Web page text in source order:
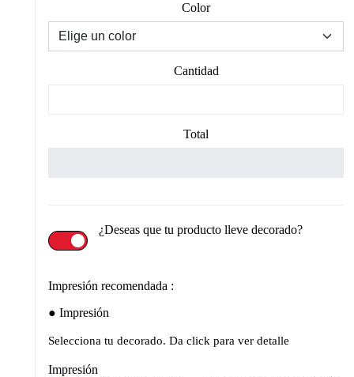
Color
Cantidad
Total
¿Deseas que tu producto lleve decorado?
Impresión recomendada :
Impresión
Selecciona tu decorado. Da click para ver detalle
Impresión